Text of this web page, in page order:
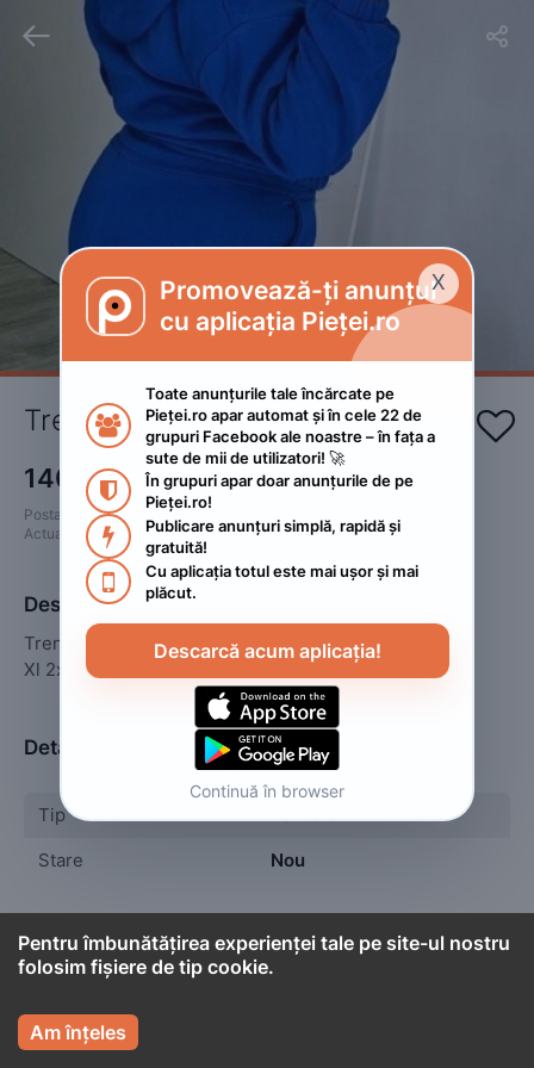
 
Treninguri vătuite 
140 RON
Postat
2024. decembrie 10.
Actualizat
2024. decembrie 10.
Descriere
Treninguri groase vătuite
Xl 2xl 3xl 4xl 5xl
Detalii
Tip
Stare
Nou
 Cont titular
Adriana
Persoană fizică
X
Promovează-ți anunțul
cu aplicația Pieței.ro

Toate anunțurile tale încărcate pe
Pieței.ro apar automat și în cele 22 de
grupuri Facebook ale noastre – în fața a
sute de mii de utilizatori! 🚀

În grupuri apar doar anunțurile de pe
Pieței.ro!

Publicare anunțuri simplă, rapidă și
gratuită!

Cu aplicația totul este mai ușor și mai
plăcut.
Descarcă acum aplicația!
Continuă în browser
Pentru îmbunătățirea experienței tale pe site-ul nostru
folosim fișiere de tip cookie.
Am înțeles